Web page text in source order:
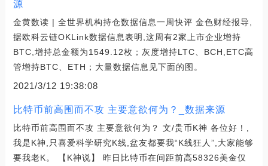
源
金黄数读 | ​全世界机构持仓数据信息一周快评 金色财经报导,
据欧科云链OKLink数据信息表明,这周有2家上市企业增持
BTC,增持总金额为1549.12枚；灰度增持LTC、BCH,ETC高
管增持BTC、ETH；大量数据信息见下面的图。
2021/3/12 19:38:08
比特币前高围而不攻 主要意欲何为？_数据来源
比特币前高围而不攻 主要意欲何为？ 文/贵币K神 各位好！,
我是K神,只喜爱科学研究K线,盆友都要我“K线狂人”,大家能够
要我老K。 【K神说】 昨日比特币在间距前高58326美金仅